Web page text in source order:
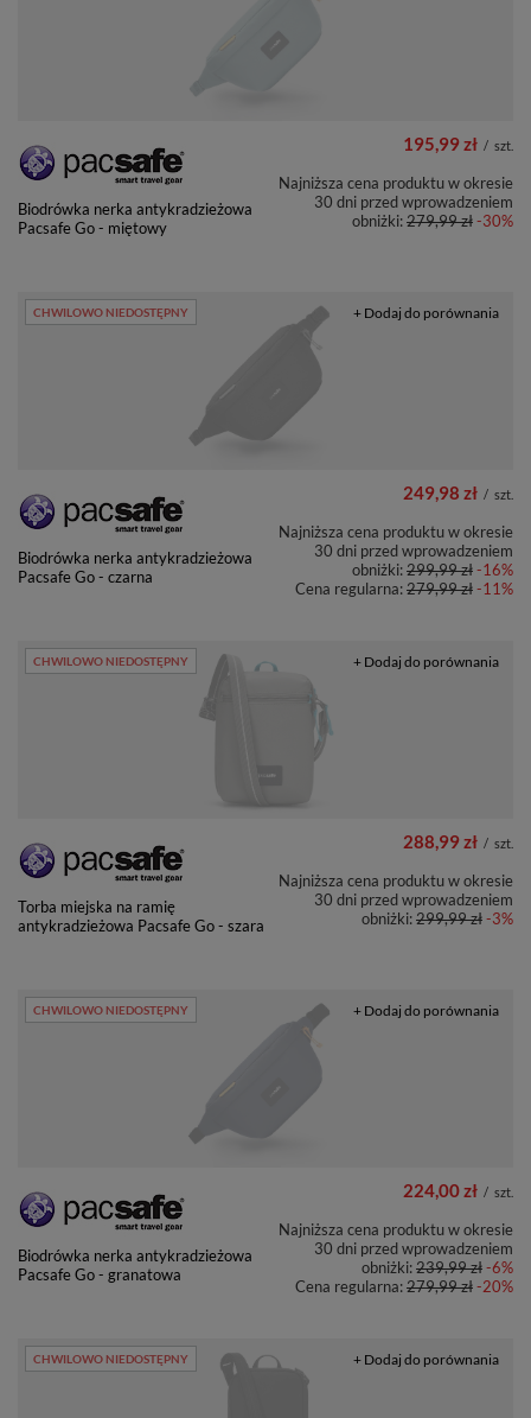
Biodrówka nerka antykradzieżowa
Pacsafe Go - miętowy
195,99 zł / szt.
Najniższa cena produktu w okresie
30 dni przed wprowadzeniem
obniżki:279,99 zł-30%
CHWILOWO NIEDOSTĘPNY
Biodrówka nerka antykradzieżowa
Pacsafe Go - czarna
249,98 zł / szt.
Najniższa cena produktu w okresie
30 dni przed wprowadzeniem
obniżki:299,99 zł-16%
Cena regularna:279,99 zł-11%
+ Dodaj do porównania
CHWILOWO NIEDOSTĘPNY
Torba miejska na ramię
antykradzieżowa Pacsafe Go - szara
288,99 zł / szt.
Najniższa cena produktu w okresie
30 dni przed wprowadzeniem
obniżki:299,99 zł-3%
+ Dodaj do porównania
CHWILOWO NIEDOSTĘPNY
Biodrówka nerka antykradzieżowa
Pacsafe Go - granatowa
224,00 zł / szt.
Najniższa cena produktu w okresie
30 dni przed wprowadzeniem
obniżki:239,99 zł-6%
Cena regularna:279,99 zł-20%
+ Dodaj do porównania
CHWILOWO NIEDOSTĘPNY + Dodaj do porównania